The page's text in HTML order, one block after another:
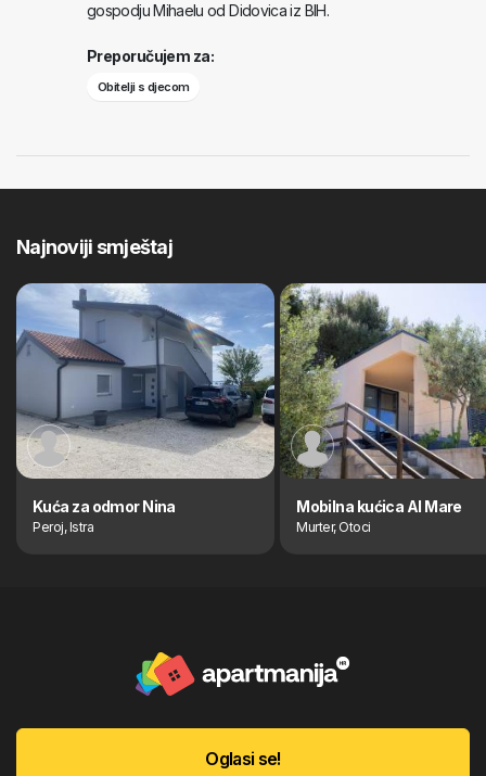
gospodju Mihaelu od Didovica iz BIH.
Preporučujem za:
Obitelji s djecom
Najnoviji smještaj
Kuća za odmor Nina
Peroj, Istra
Mobilna kućica Al Mare
Murter, Otoci
Oglasi se!